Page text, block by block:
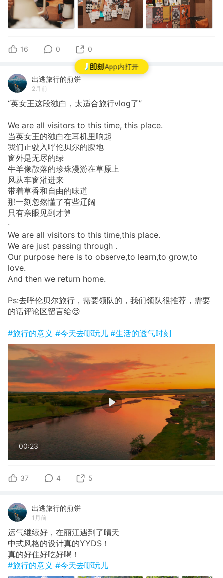
App内打开
16 0 0
出逃旅行的煎饼
2月前
“英女王这段独白，太适合旅行vlog了”
We are all visitors to this time, this place.
当英女王的独白在耳机里响起
我们正驶入呼伦贝尔的腹地
窗外是无尽的绿
牛羊像散落的珍珠漫游在草原上
风从车窗灌进来
带着草香和自由的味道
那一刻忽然懂了有些辽阔
只有亲眼见到才算
·
We are all visitors to this time,this place.
We are just passing through .
Our purpose here is to observe,to learn,to grow,to
love.
And then we return home.
Ps:去呼伦贝尔旅行，需要领队的，我们领队很推荐，需要
的话评论区留言给😌
#旅行的意义 #今天去哪玩儿 #生活的透气时刻
00:23
37 4 5
出逃旅行的煎饼
1月前
运气继续好，在丽江遇到了晴天
​中式风格的设计真的YYDS！
​真的好住好吃好喝！
#旅行的意义 #今天去哪玩儿